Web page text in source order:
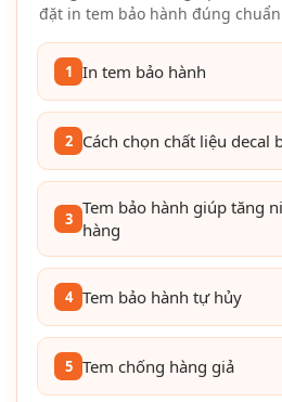
đặt in tem bảo hành đúng
1 In tem bảo hành
2 Cách chọn chất liệu decal
3
Tem bảo hành giúp tăng
hàng
4 Tem bảo hành tự hủy
5 Tem chống hàng giả